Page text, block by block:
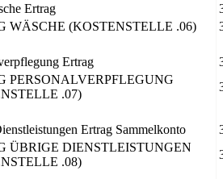
Ertrag
WÄSCHE (KOSTENSTELLE .06)
Ertrag
PERSONALVERPFLEGUNG
.07)
Ertrag Sammelkonto
ÜBRIGE DIENSTLEISTUNGEN
.08)